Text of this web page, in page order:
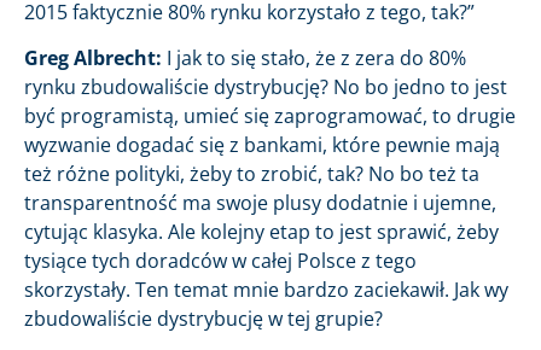
2015 faktycznie 80% rynku korzystało z tego, tak?”
Greg Albrecht: I jak to się stało, że z zera do 80%
rynku zbudowaliście dystrybucję? No bo jedno to jest
być programistą, umieć się zaprogramować, to drugie
wyzwanie dogadać się z bankami, które pewnie mają
też różne polityki, żeby to zrobić, tak? No bo też ta
transparentność ma swoje plusy dodatnie i ujemne,
cytując klasyka. Ale kolejny etap to jest sprawić, żeby
tysiące tych doradców w całej Polsce z tego
skorzystały. Ten temat mnie bardzo zaciekawił. Jak wy
zbudowaliście dystrybucję w tej grupie?